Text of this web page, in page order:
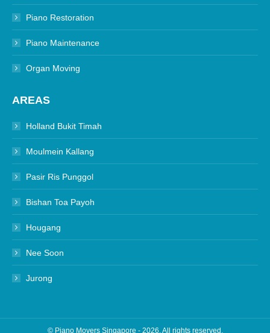
Piano Restoration
Piano Maintenance
Organ Moving
AREAS
Holland Bukit Timah
Moulmein Kallang
Pasir Ris Punggol
Bishan Toa Payoh
Hougang
Nee Soon
Jurong
© Piano Movers Singapore - 2026. All rights reserved.